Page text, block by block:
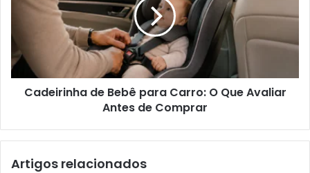
Cadeirinha de Bebê para Carro: O Que Avaliar
Antes de Comprar
Artigos relacionados